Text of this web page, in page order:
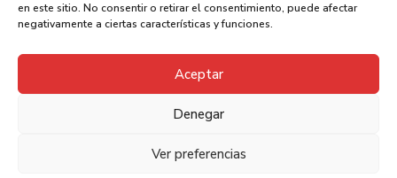
en este sitio. No consentir o retirar el consentimiento, puede afectar
negativamente a ciertas características y funciones.
Aceptar
Denegar
Ver preferencias
POLÍTICA DE COOKIES
Fundación GoodJob - 2026 - Trabajamos por la
y en riesgo de exclusión social